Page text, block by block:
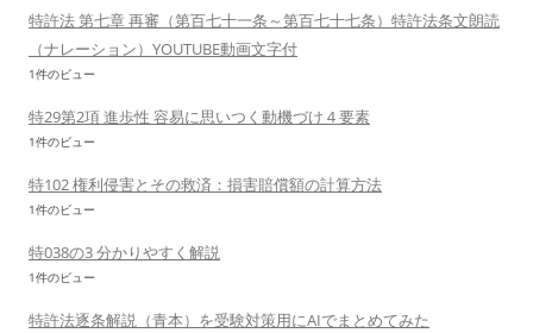
特許法 第七章 再審（第百七十一条～第百七十七条）特許法条文朗読
（ナレーション）YOUTUBE動画文字付
1件のビュー
特29第2項 進歩性 容易に思いつく動機づけ４要素
1件のビュー
特102 権利侵害とその救済：損害賠償額の計算方法
1件のビュー
特038の3 分かりやすく解説
1件のビュー
特許法逐条解説（青本）を受験対策用にAIでまとめてみた